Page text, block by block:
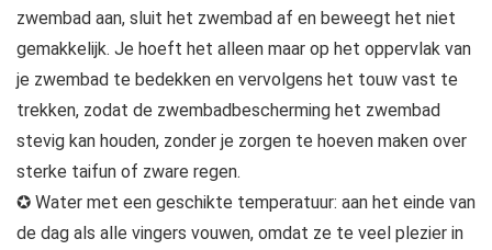
zwembad aan, sluit het zwembad af en beweegt het niet
gemakkelijk. Je hoeft het alleen maar op het oppervlak van
je zwembad te bedekken en vervolgens het touw vast te
trekken, zodat de zwembadbescherming het zwembad
stevig kan houden, zonder je zorgen te hoeven maken over
sterke taifun of zware regen.
✪ Water met een geschikte temperatuur: aan het einde van
de dag als alle vingers vouwen, omdat ze te veel plezier in